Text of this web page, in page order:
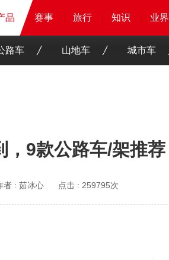
赛事 旅行 知识 业界
品 赛事 旅行 知识 业界
品 赛事 旅行 知识 业界
品 赛事 旅行 知识 业界
路车 山地车 城市车
，9款公路车/架推荐
者 : 茹冰心 点击 : 259795次